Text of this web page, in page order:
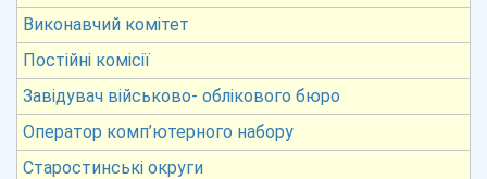
Виконавчий комітет
Постійні комісії
Завідувач військово- облікового бюро
Оператор комп’ютерного набору
Старостинські округи